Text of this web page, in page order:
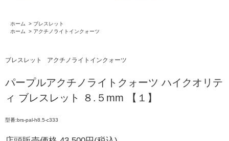
ホーム > ブレスレット
ホーム
> アクチノライトインクォーツ
ブレスレット アクチノライトインクォーツ
パープルアクチノライトクォーツ ハイクオリテ
ィ ブレスレット ８.５mm 【１】
型番:brs-pal-h8.5-c333